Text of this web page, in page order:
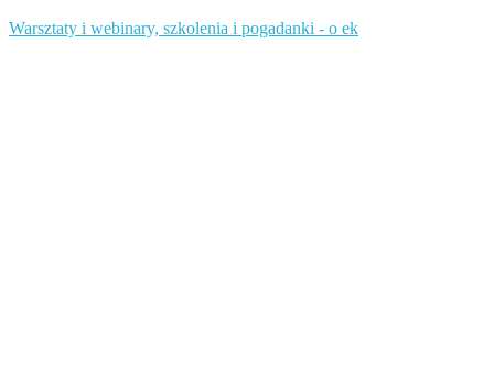
Warsztaty i webinary, szkolenia i pogadanki - o ek